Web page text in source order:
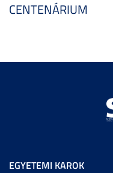
CENTENÁRIUM
EGYETEMI KAROK